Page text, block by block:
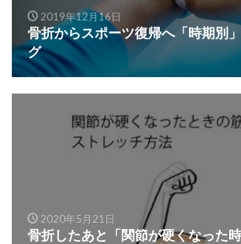
2019年12月16日
骨折からスポーツ復帰へ「時期別
グ
2020年5月21日
骨折したあと「関節が硬くなった